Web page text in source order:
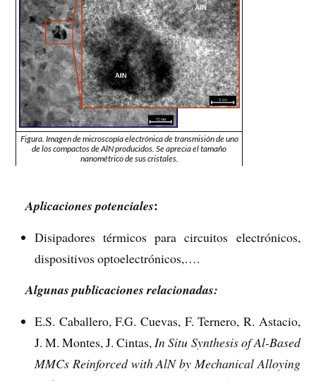
Figura. Imagen de microscopía electrónica de transmisión de uno
de los compactos de AlN producidos. Se aprecia el tamaño
nanométrico de sus cristales.
Aplicaciones potenciales:
Disipadores térmicos para circuitos electrónicos,
dispositivos optoelectrónicos,….
Algunas publicaciones relacionadas:
E.S. Caballero, F.G. Cuevas, F. Ternero, R. Astacio,
J. M. Montes, J. Cintas, In Situ Synthesis of Al-Based
MMCs Reinforced with AlN by Mechanical Alloying